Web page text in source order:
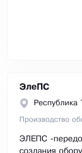
ЭлеПС
Республика
Производство
ЭЛЕПС -
создания